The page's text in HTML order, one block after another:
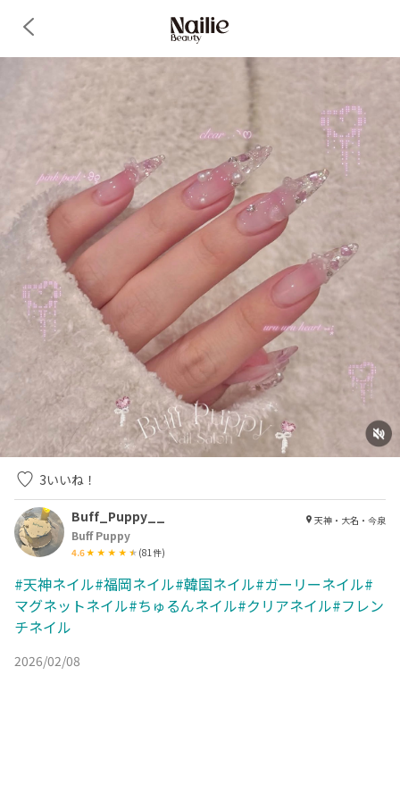
3いいね！
Buff_Puppy__
Buff Puppy
4.6 (81件)
天神・大名・今泉
#天神ネイル#福岡ネイル#韓国ネイル#ガーリーネイル#
マグネットネイル#ちゅるんネイル#クリアネイル#フレン
チネイル
2026/02/08